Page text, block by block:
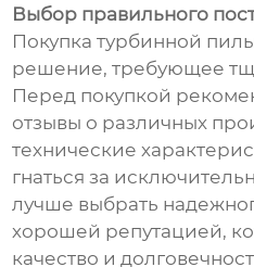
Выбор правильного
Покупка турбинной
решение, требующее
Перед покупкой
отзывы о различных
технические
гнаться за
лучше выбрать
хорошей репутацией,
качество и